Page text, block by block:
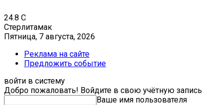
24.8 C
Стерлитамак
Пятница, 7 августа, 2026
Реклама на сайте
Предложить событие
войти в систему
Добро пожаловать! Войдите в свою учётную запись
Ваше имя пользователя